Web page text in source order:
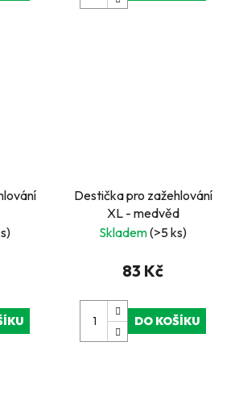
Destička pro zažehlování
XL - medvěd
Skladem(>5 ks)
83 Kč
DO KOŠÍKU